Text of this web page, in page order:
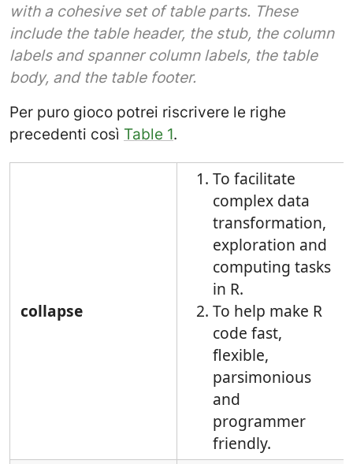
with a cohesive set of table parts. These
include the table header, the stub, the column
labels and spanner column labels, the table
body, and the table footer.
Per puro gioco potrei riscrivere le righe
precedenti così Table 1.
collapse
To facilitate
complex data
transformation,
exploration and
computing tasks
in R.
To help make R
code fast,
flexible,
parsimonious
and
programmer
friendly.